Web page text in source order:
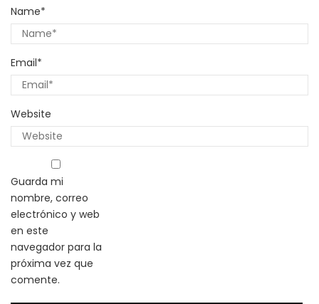
Name*
Email*
Website
Guarda mi
nombre, correo
electrónico y web
en este
navegador para la
próxima vez que
comente.